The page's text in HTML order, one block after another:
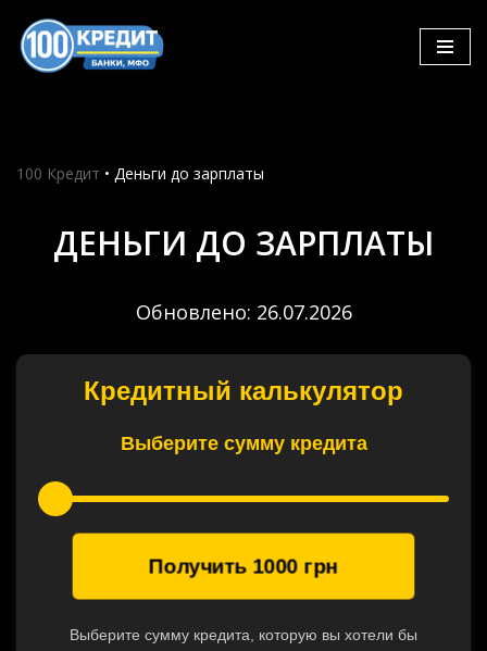
Skip
100 Кредит • Деньги до зарплаты
ДЕНЬГИ ДО ЗАРПЛАТЫ
Обновлено: 26.07.2026
Кредитный калькулятор
Выберите сумму кредита
Получить 1000грн
Выберите сумму кредита, которую вы хотели бы